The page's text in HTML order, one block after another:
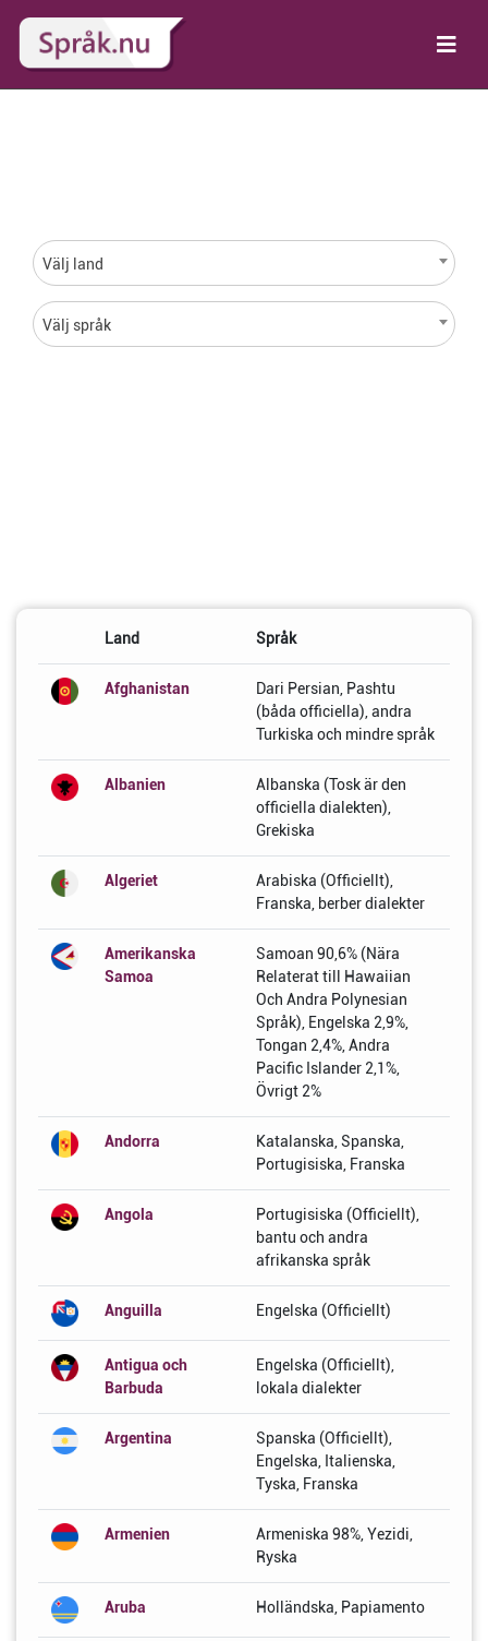
Välj land
Välj språk
Land Språk
Afghanistan
Dari Persian, Pashtu
(båda officiella), andra
Turkiska och mindre språk
Albanien
Albanska (Tosk är den
officiella dialekten),
Grekiska
Algeriet
Arabiska (Officiellt),
Franska, berber dialekter
Amerikanska
Samoa
Samoan 90,6% (Nära
Relaterat till Hawaiian
Och Andra Polynesian
Språk), Engelska 2,9%,
Tongan 2,4%, Andra
Pacific Islander 2,1%,
Övrigt 2%
Andorra
Katalanska, Spanska,
Portugisiska, Franska
Angola
Portugisiska (Officiellt),
bantu och andra
afrikanska språk
Anguilla Engelska (Officiellt)
Antigua och
Barbuda
Engelska (Officiellt),
lokala dialekter
Argentina
Spanska (Officiellt),
Engelska, Italienska,
Tyska, Franska
Armenien
Armeniska 98%, Yezidi,
Ryska
Aruba Holländska, Papiamento